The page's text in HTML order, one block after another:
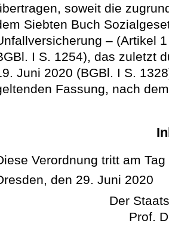
soweit die
Siebten Buch
– (Artikel
I S. 1254), das zuletzt
Juni 2020 (BGBl. I S.
Fassung, nach
Verordnung tritt am
den 29. Juni 2020
Der
Prof.